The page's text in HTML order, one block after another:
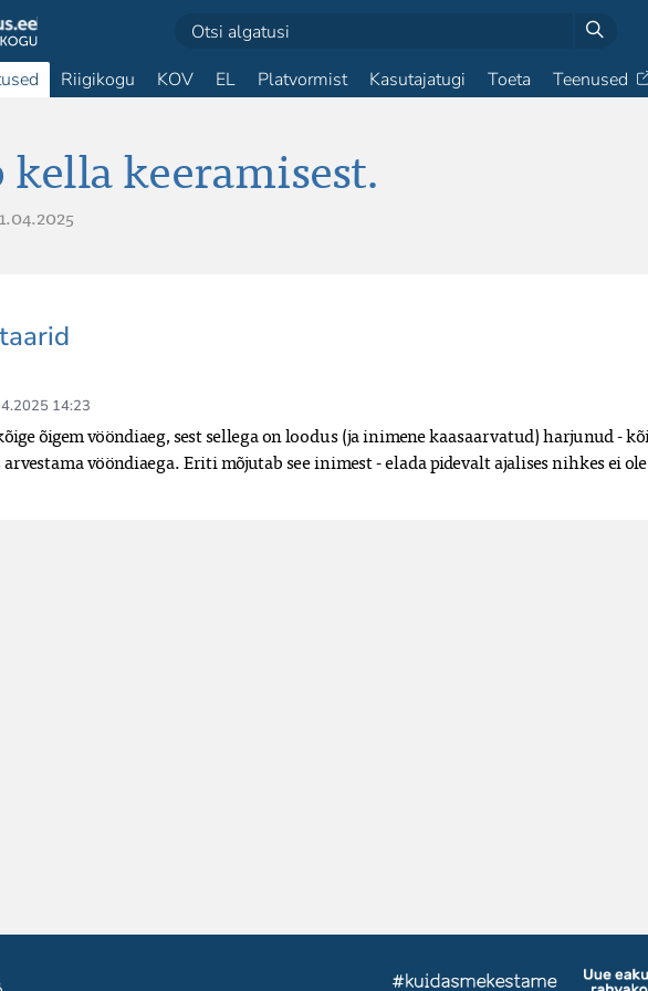
Riigikogu KOV EL Platvormist Kasutajatugi Toeta Teenused
keeramisest.
1.04.2025
14:23
õigem vööndiaeg, sest sellega on loodus (ja inimene kaasaarvatud) harjunud -
vööndiaega. Eriti mõjutab see inimest - elada pidevalt ajalises nihkes ei